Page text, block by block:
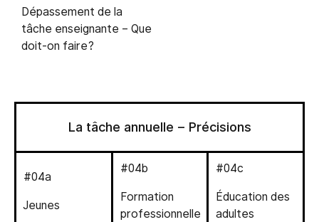
Dépassement de la
tâche enseignante – Que
doit-on faire?
La tâche annuelle – Précisions
#04a
Jeunes
#04b
Formation
professionnelle
#04c
Éducation des
adultes